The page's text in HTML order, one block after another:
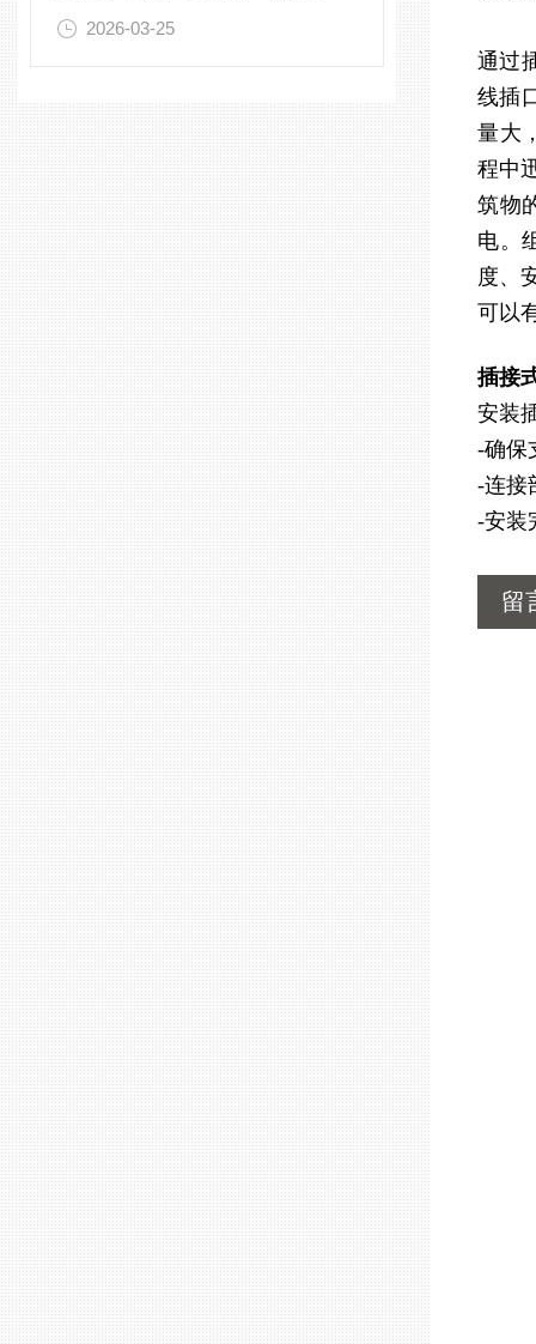
2026-03-25
通过
线插
量大
程中
筑物
电。
度、
可以
插接
安装
-确保
-连接
-安装
留